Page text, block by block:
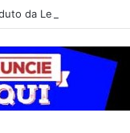
da Leste-Oeste